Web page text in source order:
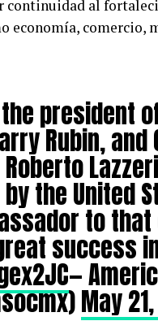
continuidad al
economía, comercio,
president
Rubin, and
the United
to
success
—
May